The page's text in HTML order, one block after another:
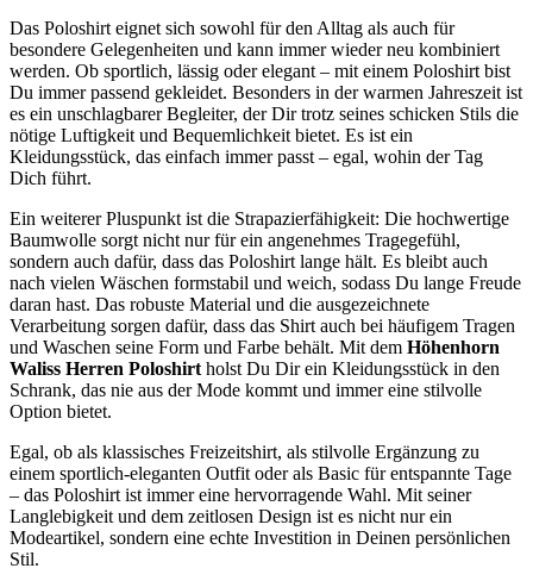
Das Poloshirt eignet sich sowohl für den Alltag als auch für
besondere Gelegenheiten und kann immer wieder neu kombiniert
werden. Ob sportlich, lässig oder elegant – mit einem Poloshirt bist
Du immer passend gekleidet. Besonders in der warmen Jahreszeit ist
es ein unschlagbarer Begleiter, der Dir trotz seines schicken Stils die
nötige Luftigkeit und Bequemlichkeit bietet. Es ist ein
Kleidungsstück, das einfach immer passt – egal, wohin der Tag
Dich führt.
Ein weiterer Pluspunkt ist die Strapazierfähigkeit: Die hochwertige
Baumwolle sorgt nicht nur für ein angenehmes Tragegefühl,
sondern auch dafür, dass das Poloshirt lange hält. Es bleibt auch
nach vielen Wäschen formstabil und weich, sodass Du lange Freude
daran hast. Das robuste Material und die ausgezeichnete
Verarbeitung sorgen dafür, dass das Shirt auch bei häufigem Tragen
und Waschen seine Form und Farbe behält. Mit dem Höhenhorn
Waliss Herren Poloshirt holst Du Dir ein Kleidungsstück in den
Schrank, das nie aus der Mode kommt und immer eine stilvolle
Option bietet.
Egal, ob als klassisches Freizeitshirt, als stilvolle Ergänzung zu
einem sportlich-eleganten Outfit oder als Basic für entspannte Tage
– das Poloshirt ist immer eine hervorragende Wahl. Mit seiner
Langlebigkeit und dem zeitlosen Design ist es nicht nur ein
Modeartikel, sondern eine echte Investition in Deinen persönlichen
Stil.